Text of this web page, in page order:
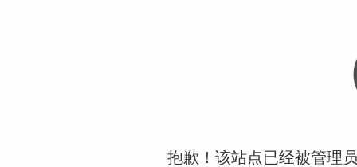
抱歉！该站点已经被管理